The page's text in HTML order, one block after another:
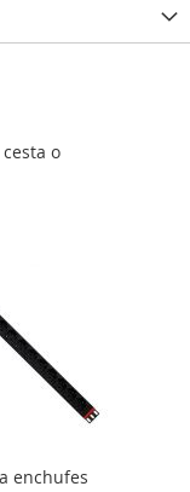
o
enchufes